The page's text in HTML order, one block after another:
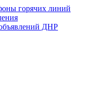
горячих линий